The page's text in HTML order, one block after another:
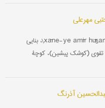
مهرعلی
امیرهوشنگ ابتهاج، خانه \xāne-ye amīr hūšang-e ebtehāj\، بنایی
تقوی (کوشک پیشین)، کوچۀ
آذرنگ